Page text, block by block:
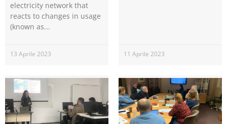
electricity network that
reacts to changes in usage
(known as
13 Aprile 2023 11 Aprile 2023
alcune
sito non
saranno
disponibili.